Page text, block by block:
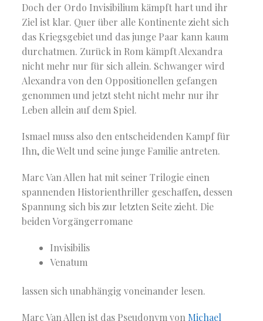
Doch der Ordo Invisibilium kämpft hart und ihr
Ziel ist klar. Quer über alle Kontinente zieht sich
das Kriegsgebiet und das junge Paar kann kaum
durchatmen. Zurück in Rom kämpft Alexandra
nicht mehr nur für sich allein. Schwanger wird
Alexandra von den Oppositionellen gefangen
genommen und jetzt steht nicht mehr nur ihr
Leben allein auf dem Spiel.
Ismael muss also den entscheidenden Kampf für
Ihn, die Welt und seine junge Familie antreten.
Marc Van Allen hat mit seiner Trilogie einen
spannenden Historienthriller geschaffen, dessen
Spannung sich bis zur letzten Seite zieht. Die
beiden Vorgängerromane
Invisibilis
Venatum
lassen sich unabhängig voneinander lesen.
Marc Van Allen ist das Pseudonym von Michael